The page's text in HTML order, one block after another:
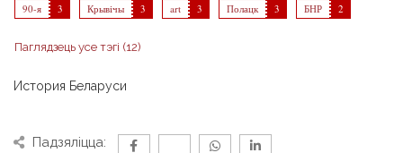
90-я
3 Крывічы 3 art 3 Полацк 3 БНР 2
Паглядзець усе тэгі (12)
История Беларуси
Падзяліцца: